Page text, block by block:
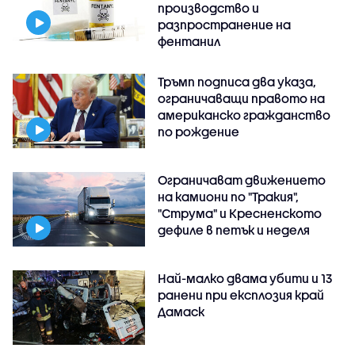
производство и
разпространение на
фентанил
Тръмп подписа два указа,
ограничаващи правото на
американско гражданство
по рождение
Ограничават движението
на камиони по "Тракия",
"Струма" и Кресненското
дефиле в петък и неделя
Най-малко двама убити и 13
ранени при експлозия край
Дамаск